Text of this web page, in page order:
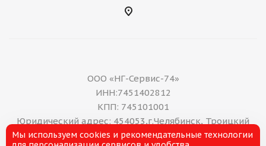
ООО «НГ-Сервис-74»
ИНН:7451402812
КПП: 745101001
Юридический адрес: 454053,г.Челябинск, Троицкий
тракт, дом 11 А, нежилое помещение 16
Мы используем cookies и рекомендательные технологии